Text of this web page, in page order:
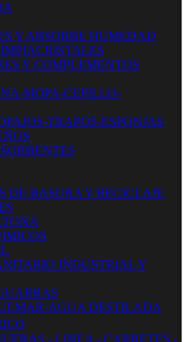
Y ABSORBE HUMEDAD
Y COMPLEMENTOS
MOPA-CEPILLO-
TRAPOS-ESPONJAS
DE BASURA Y RECICLAJE
INDUSTRIAL Y
AGUA DESTILADA
- LINEA - CARRETES -